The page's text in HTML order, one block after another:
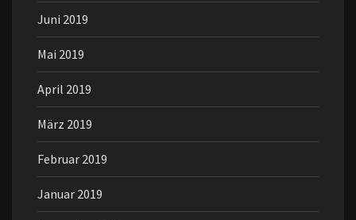
Juni 2019
Mai 2019
April 2019
März 2019
Februar 2019
Januar 2019